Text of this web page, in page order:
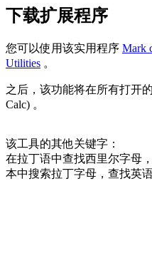
下载扩展程序
您可以使用该实用程序 Mark
Utilities 。
之后，该功能将在所有打开
Calc) 。
该工具的其他关键字：
在拉丁语中查找西里尔字母
本中搜索拉丁字母，查找英